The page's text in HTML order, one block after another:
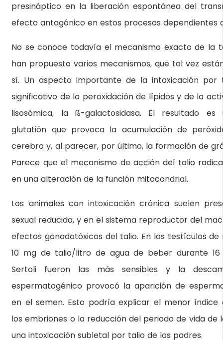
presináptico en la liberación espontánea del
efecto antagónico en estos procesos dependientes
No se conoce todavía el mecanismo exacto de la
han propuesto varios mecanismos, que tal vez
sí. Un aspecto importante de la intoxicación por
significativo de la peroxidación de lípidos y de la
lisosómica, la ß-galactosidasa. El resultado es
glutatión que provoca la acumulación de
cerebro y, al parecer, por último, la formación de
Parece que el mecanismo de acción del talio
en una alteración de la función mitocondrial.
Los animales con intoxicación crónica suelen
sexual reducida, y en el sistema reproductor del
efectos gonadotóxicos del talio. En los testículos
10 mg de talio/litro de agua de beber durante 16
Sertoli fueron las más sensibles y la
espermatogénico provocó la aparición de
en el semen. Esto podría explicar el menor índice
los embriones o la reducción del periodo de vida de
una intoxicación subletal por talio de los padres.